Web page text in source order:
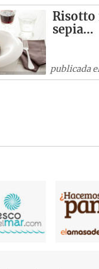
Risotto
sepia…
publicada